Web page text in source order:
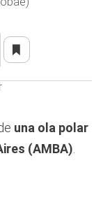
una ola polar
(AMBA)